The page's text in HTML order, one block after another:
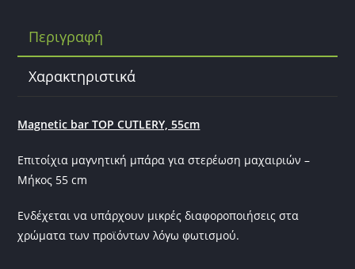
o
o
Περιγραφή
Χαρακτηριστικά
Magnetic bar TOP CUTLERY, 55cm
Επιτοίχια μαγνητική μπάρα για στερέωση μαχαιριών –
Μήκος 55 cm
Ενδέχεται να υπάρχουν μικρές διαφοροποιήσεις στα
χρώματα των προϊόντων λόγω φωτισμού.